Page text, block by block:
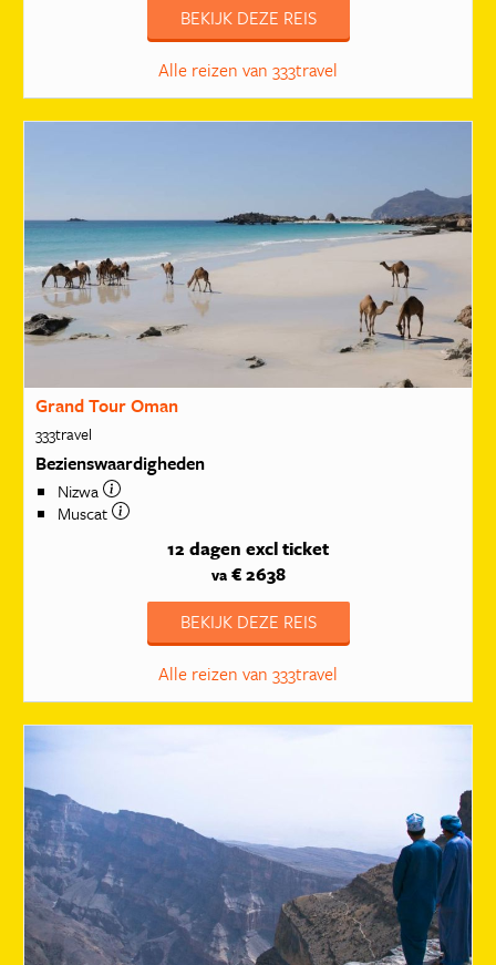
BEKIJK DEZE REIS
Alle reizen van 333travel
Grand Tour Oman
333travel
Bezienswaardigheden
Nizwa
Muscat
12 dagen excl ticket
va€ 2638
BEKIJK DEZE REIS
Alle reizen van 333travel